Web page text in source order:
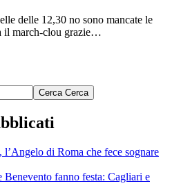
delle 12,30 no sono mancate le
il march-clou grazie…
Cerca Cerca
di Roma che fece sognare
Benevento fanno festa: Cagliari e